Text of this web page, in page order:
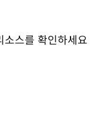
스를 확인하세요